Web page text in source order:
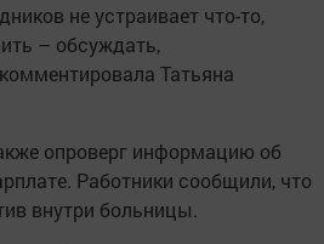
не устраивает что-то,
– обсуждать,
Татьяна
опроверг информацию об
Работники сообщили, что
внутри больницы.